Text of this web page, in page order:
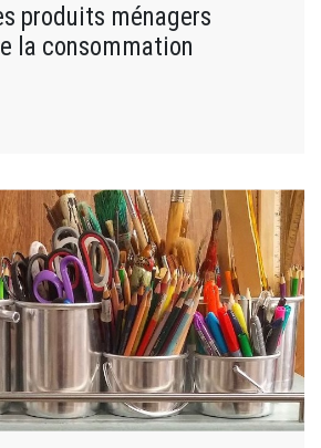
produits ménagers
la consommation